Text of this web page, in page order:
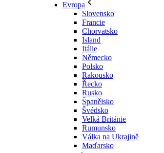
Evropa
Slovensko
Francie
Chorvatsko
Island
Itálie
Německo
Polsko
Rakousko
Řecko
Rusko
Španělsko
Švédsko
Velká Británie
Rumunsko
Válka na Ukrajině
Maďarsko